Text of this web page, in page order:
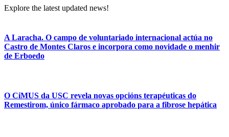
Explore the latest updated news!
A Laracha. O campo de voluntariado internacional actúa no
Castro de Montes Claros e incorpora como novidade o menhir
de Erboedo
O CiMUS da USC revela novas opcións terapéuticas do
Remestirom, único fármaco aprobado para a fibrose hepática